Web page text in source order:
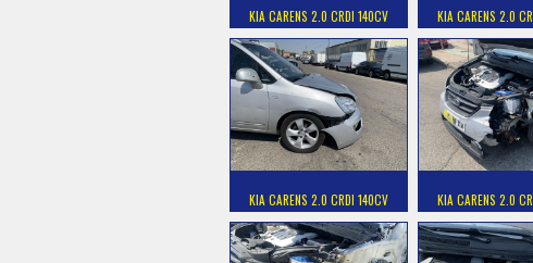
KIA CARENS 2.0 CRDI 140CV KIA CARENS 2.0
KIA CARENS 2.0 CRDI 140CV KIA CARENS 2.0